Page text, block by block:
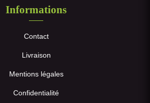
Informations
Contact
Livraison
Mentions légales
Confidentialité